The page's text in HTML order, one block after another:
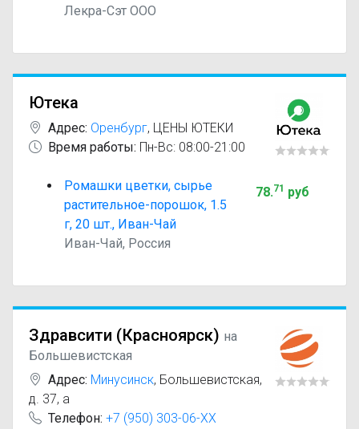
Лекра-Сэт ООО
Ютека
Адрес: Оренбург, ЦЕНЫ ЮТЕКИ
Время работы: Пн-Вс: 08:00-21:00
Ромашки цветки, сырье
растительное-порошок, 1.5
г, 20 шт., Иван-Чай
Иван-Чай, Россия
78.71 руб
Здравсити (Красноярск) на
Большевистская
Адрес: Минусинск, Большевистская,
д. 37, а
Телефон: +7 (950) 303-06-XX